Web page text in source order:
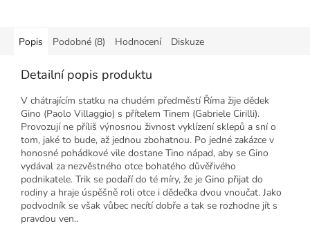
Popis Podobné (8) Hodnocení Diskuze
Detailní popis produktu
V chátrajícím statku na chudém předměstí Říma žije dědek
Gino (Paolo Villaggio) s přítelem Tinem (Gabriele Cirilli).
Provozují ne příliš výnosnou živnost vyklízení sklepů a sní o
tom, jaké to bude, až jednou zbohatnou. Po jedné zakázce v
honosné pohádkové vile dostane Tino nápad, aby se Gino
vydával za nezvěstného otce bohatého důvěřivého
podnikatele. Trik se podaří do té míry, že je Gino přijat do
rodiny a hraje úspěšně roli otce i dědečka dvou vnoučat. Jako
podvodník se však vůbec necítí dobře a tak se rozhodne jít s
pravdou ven..